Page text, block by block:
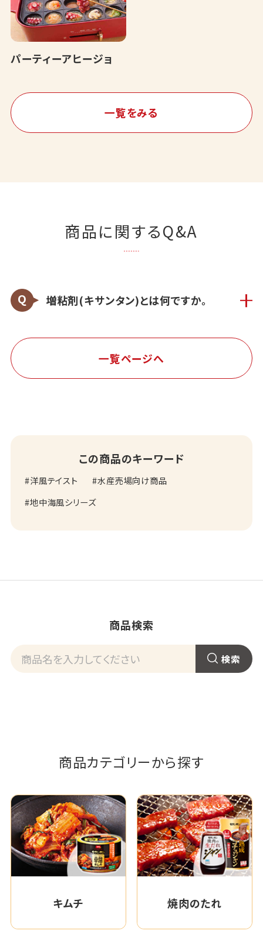
パーティーアヒージョ
一覧をみる
商品に関するQ&A
増粘剤(キサンタン)とは何ですか。
一覧ページへ
この商品のキーワード
洋風テイスト
水産売場向け商品
地中海風シリーズ
商品検索
商品カテゴリーから探す
キムチ 焼肉のたれ